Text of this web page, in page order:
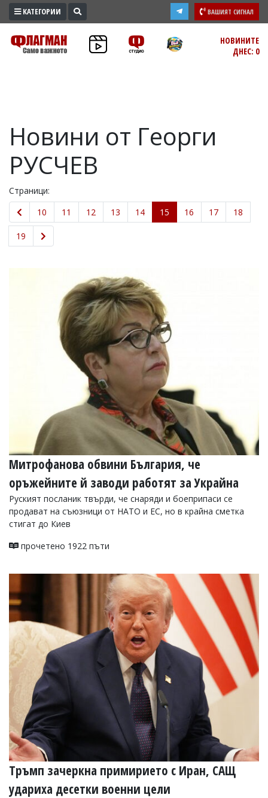
ПРОМО
ЗОНА
КУЛТУРА
ЗДРАВЕ
ПОЛИТИКА
ОБЩЕСТВО
ЛАЙФСТАЙЛ
ВОЙНАТА
v.vasilev@flagman.bg
Касабова,
еmail:k.kassabova@flagman.bg
редактор:
Иван
Колев,
email:
office@flagman.bg
Коментарите
въвеждат
от
читателите
и
редакцията
носи
отговорност
за
тях!
откриете
обиден
за
вас
коментар,
моля
сигнализирайте
ни!
КАТЕГОРИИ ВАШИЯТ СИГНАЛ
НОВИНИТЕ
ДНЕС: 0
Новини от Георги
РУСЧЕВ
Страници:
10
11 12 13 14 15 16 17 18
19
Митрофанова обвини България, че
оръжейните й заводи работят за Украйна
Руският посланик твърди, че снаряди и боеприпаси се
продават на съюзници от НАТО и ЕС, но в крайна сметка
стигат до Киев
прочетено 1922 пъти
Тръмп зачеркна примирието с Иран, САЩ
удариха десетки военни цели